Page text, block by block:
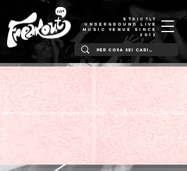
STRICTLY
UNDERGROUND LIVE
MUSIC VENUE SINCE
2012